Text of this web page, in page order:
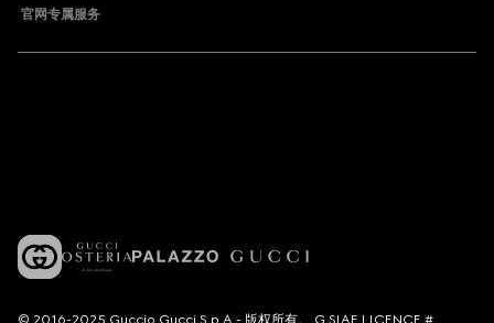
官网专属服务
© 2016-2025 Guccio Gucci S.p.A.- 版权所有。 G SIAE LICENCE #